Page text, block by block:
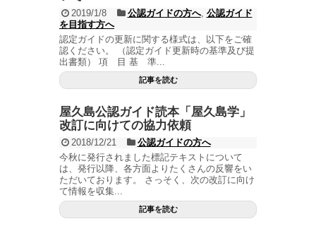
2019/1/8 公認ガイドの方へ, 公認ガイド
を目指す方へ
認定ガイドの更新に関する様式は、以下をご確
認ください。 （認定ガイド更新時の基準及び提
出書類） 項 目 基 準...
記事を読む
屋久島公認ガイド読本「屋久島学」
改訂に向けての協力依頼
2018/12/21
公認ガイドの方へ
今秋に発行されました標記テキストについて
は、発行以降、各方面よりたくさんの反響をい
ただいております。 さっそく、次の改訂に向け
て情報を収集...
記事を読む